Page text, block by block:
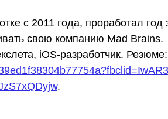
с 2011 года, проработал год
свою компанию Mad Brains.
iOS-разработчик. Резюме:
.